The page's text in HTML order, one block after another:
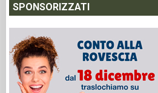
SPONSORIZZATI